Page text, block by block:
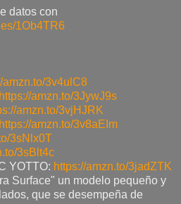
datos con
1Ob4TR6
amzn.to/3v4ulC8
https://amzn.to/3JywJ9s
amzn.to/3vjHJRK
https://amzn.to/3v8aEIm
3sNlx0T
3sBlt4c
YOTTO: https://amzn.to/3jadZTK
Surface" un modelo pequeño y
que se desempeña de